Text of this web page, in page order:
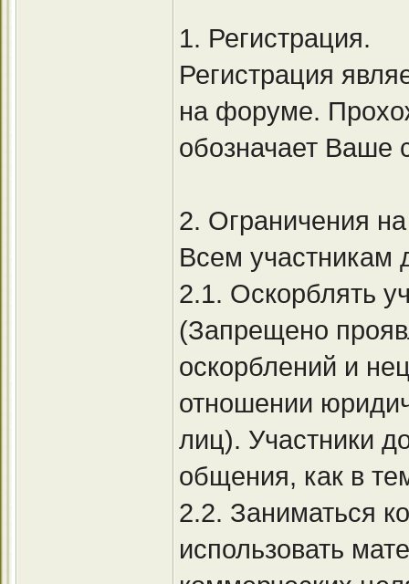
1. Регистрация.
Регистрация
на форуме.
обозначает Ваше
2. Ограничения
Всем участникам
2.1. Оскорблять
(Запрещено
оскорблений и
отношении
лиц). Участники
общения, как в
2.2. Заниматься
использовать